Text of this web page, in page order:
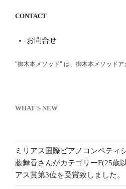
CONTACT
お問合せ
"御木本メソッド" は、御木本メソッドア
WHAT'S NEW
ミリアス国際ピアノコンペティ
藤舞香さんがカテゴリーF(25歳
アス賞第3位を受賞致しました。